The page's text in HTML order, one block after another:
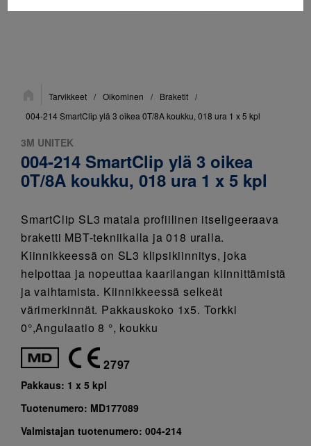
Sijainti:Tarvikkeet / Oikominen / Braketit /
004-214 SmartClip ylä 3 oikea 0T/8A koukku, 018 ura 1 x 5 kpl
3M UNITEK
004-214 SmartClip ylä 3 oikea
0T/8A koukku, 018 ura 1 x 5 kpl
SmartClip SL3 matala profiilinen itseligeeraava
braketti MBT-tekniikalla ja 018 uralla.
Kiinnikkeessä on SL3 klipsikiinnitys, joka
helpottaa ja nopeuttaa kaarilangan kiinnittämistä
ja vaihtamista. Kiinnikkeessä selkeät
värimerkinnät. Pakkauskoko 1x5. Torkki
0°,Angulaatio 8 °, koukku
2797
Pakkaus: 1 x 5 kpl
Tuotenumero: MD177089
Valmistajan tuotenumero: 004-214